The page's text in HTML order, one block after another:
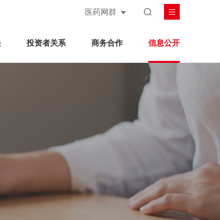
医药网群
投资者关系 商务合作 信息公开